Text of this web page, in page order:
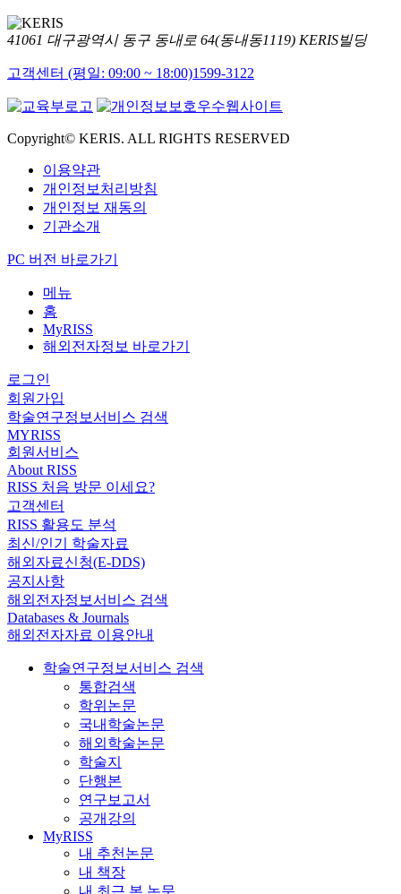
41061 대구광역시 동구 동내로 64(동내동1119) KERIS빌딩
고객센터 (평일: 09:00 ~ 18:00)1599-3122
Copyright© KERIS. ALL RIGHTS RESERVED
이용약관
개인정보처리방침
개인정보 재동의
기관소개
PC 버전 바로가기
메뉴
홈
MyRISS
해외전자정보 바로가기
로그인
회원가입
학술연구정보서비스 검색
MYRISS
회원서비스
About RISS
RISS 처음 방문 이세요?
고객센터
RISS 활용도 분석
최신/인기 학술자료
해외자료신청(E-DDS)
공지사항
해외전자정보서비스 검색
Databases & Journals
해외전자자료 이용안내
학술연구정보서비스 검색
통합검색
학위논문
국내학술논문
해외학술논문
학술지
단행본
연구보고서
공개강의
MyRISS
내 추천논문
내 책장